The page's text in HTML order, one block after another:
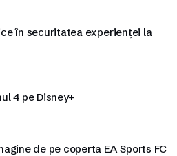
în securitatea experienței la
4 pe Disney+
de pe coperta EA Sports FC